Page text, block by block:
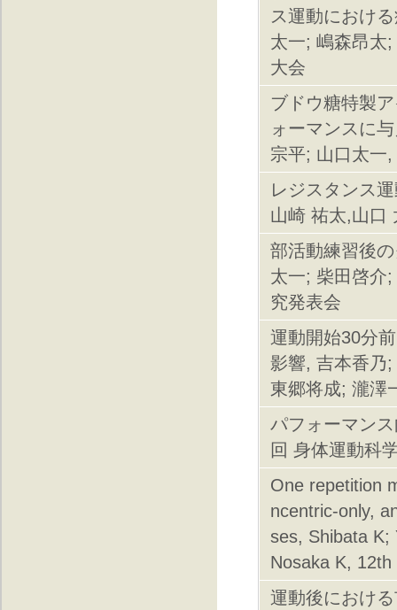
ス運動におけ
太一; 嶋森昂太
大会
ブドウ糖特製
ォーマンスに
宗平; 山口太一
レジスタンス
山崎 祐太,山口
部活動練習後
太一; 柴田啓介
究発表会
運動開始30分
影響, 吉本香乃
東郷将成; 瀧澤
パフォーマン
回 身体運動科
One repetition
ncentric-only,
ses, Shibata K;
Nosaka K,
運動後におけ